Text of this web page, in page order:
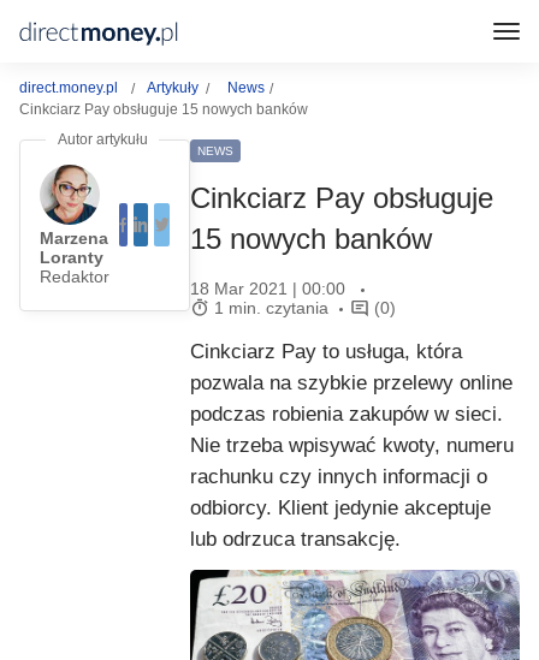
direct.money.pl Artykuły
News
Cinkciarz Pay obsługuje 15 nowych banków
Marzena
Loranty
Redaktor
NEWS
Cinkciarz Pay obsługuje
15 nowych banków
18 Mar 2021 | 00:00
1 min. czytania
(0)
Cinkciarz Pay to usługa, która
pozwala na szybkie przelewy online
podczas robienia zakupów w sieci.
Nie trzeba wpisywać kwoty, numeru
rachunku czy innych informacji o
odbiorcy. Klient jedynie akceptuje
lub odrzuca transakcję.